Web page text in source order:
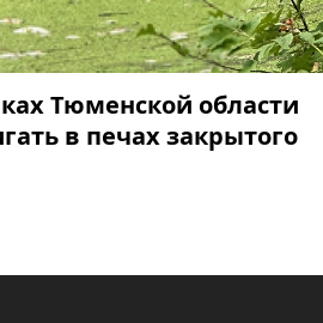
Тюменской области
в печах закрытого